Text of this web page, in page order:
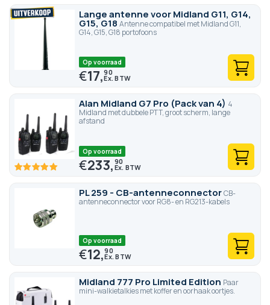
Lange antenne voor Midland G11, G14,
G15, G18 Antenne compatibel met Midland G11,
G14, G15, G18 portofoons
Op voorraad
€17,90
Alan Midland G7 Pro (Pack van 4) 4
Midland met dubbele PTT, groot scherm, lange
afstand
100 100
Op voorraad
€233,90
PL 259 - CB-antenneconnectorCB-
antenneconnector voor RG8- en RG213-kabels
Op voorraad
€12,90
Midland 777 Pro Limited Edition Paar
mini-walkietalkies met koffer en oorhaak oortjes.